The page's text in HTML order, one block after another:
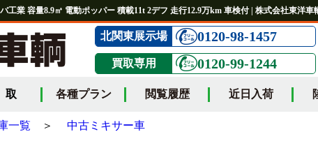
工業 容量8.9㎥ 電動ポッパー 積載11t 2デフ 走行12.9万km 車検付 | 株式会社東洋車
北関東展示場 0120-98-1457
買取専用 0120-99-1244
各種プラン 閲覧履歴 近日入荷
一覧 ＞ 中古ミキサー車